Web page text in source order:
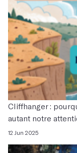
Cliffhanger :
autant notre
12 Jun 2025